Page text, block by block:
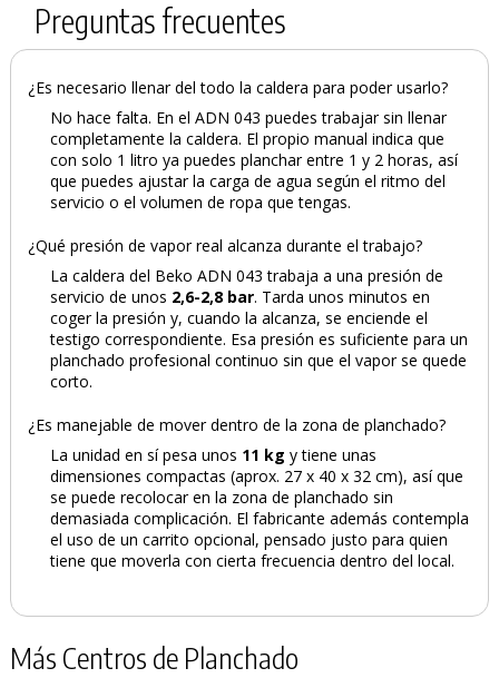
Preguntas frecuentes
¿Es necesario llenar del todo la caldera para poder usarlo?
No hace falta. En el ADN 043 puedes trabajar sin llenar
completamente la caldera. El propio manual indica que
con solo 1 litro ya puedes planchar entre 1 y 2 horas, así
que puedes ajustar la carga de agua según el ritmo del
servicio o el volumen de ropa que tengas.
¿Qué presión de vapor real alcanza durante el trabajo?
La caldera del Beko ADN 043 trabaja a una presión de
servicio de unos 2,6-2,8 bar. Tarda unos minutos en
coger la presión y, cuando la alcanza, se enciende el
testigo correspondiente. Esa presión es suficiente para un
planchado profesional continuo sin que el vapor se quede
corto.
¿Es manejable de mover dentro de la zona de planchado?
La unidad en sí pesa unos 11 kg y tiene unas
dimensiones compactas (aprox. 27 x 40 x 32 cm), así que
se puede recolocar en la zona de planchado sin
demasiada complicación. El fabricante además contempla
el uso de un carrito opcional, pensado justo para quien
tiene que moverla con cierta frecuencia dentro del local.
Más Centros de Planchado